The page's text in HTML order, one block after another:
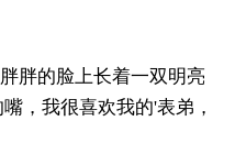
的脸上长着一双明亮
，我很喜欢我的'表弟，